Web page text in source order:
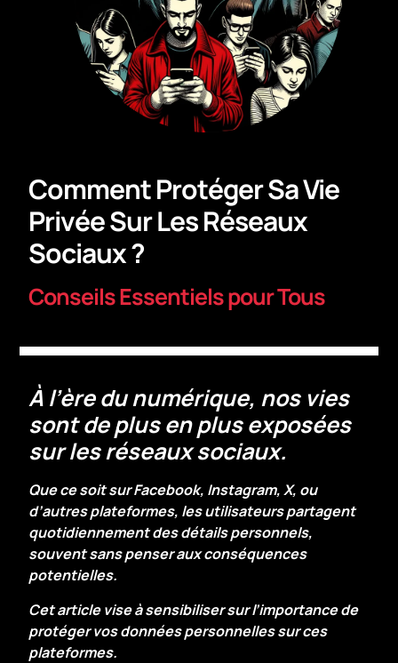
Comment Protéger Sa Vie
Privée Sur Les Réseaux
Sociaux ?
Conseils Essentiels pour Tous
À l’ère du numérique, nos vies
sont de plus en plus exposées
sur les réseaux sociaux.
Que ce soit sur Facebook, Instagram, X, ou
d’autres plateformes, les utilisateurs partagent
quotidiennement des détails personnels,
souvent sans penser aux conséquences
potentielles.
Cet article vise à sensibiliser sur l’importance de
protéger vos données personnelles sur ces
plateformes.